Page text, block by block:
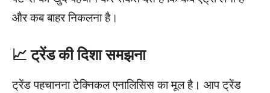
और कब बाहर निकलना है।
📈 ट्रेंड की दिशा समझना
ट्रेंड पहचानना टेक्निकल एनालिसिस का मूल है। आप ट्रेंड